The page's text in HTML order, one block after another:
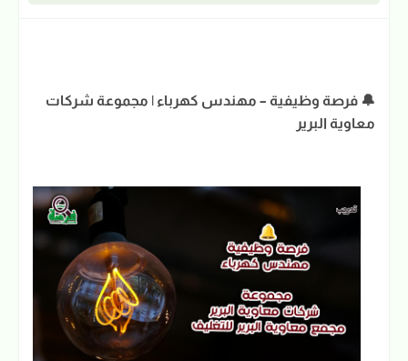
🔔 فرصة وظيفية – مهندس كهرباء | مجموعة شركات
معاوية البرير